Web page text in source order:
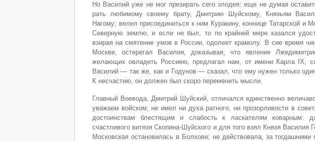
Но Василий уже не мог презирать сего злодея: еще не думая
рать любимому своему брату, Дмитрию Шуйскому, Князьям
Нагому; велел присоединиться к ним Куракину, коннице Татарской и
Северную землю, и если не был, то по крайней мере казался
взирая на смятение умов в России, одолеет крамолу. В сие время
Москве, остерегал Василия, доказывая, что явление
желающих овладеть Россиею, предлагал нам, от имени Карла IX,
Василий — так же, как и Годунов — сказал, что ему нужен только
К несчастию, он должен был скоро переменить мысли.
Главный Воевода, Дмитрий Шуйский, отличался единственно
уважаем войском; не имел ни духа ратного, ни прозорливости в
достоинствам блестящим и слабость к ласкателям коварным:
счастливого витязя Скопина-Шуйского и для того взял Князя Василия
Московская остановилась в Болхове; не действовала, за